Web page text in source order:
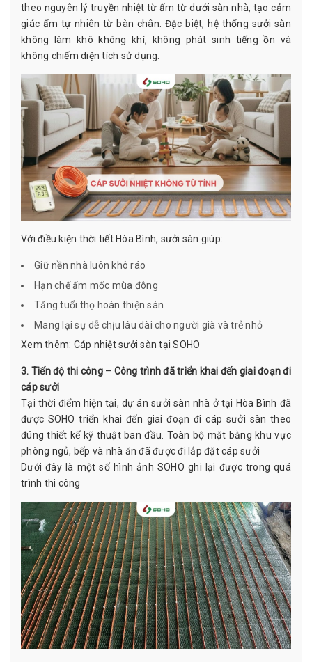
theo nguyên lý truyền nhiệt từ ấm từ dưới sàn nhà, tạo cảm
giác ấm tự nhiên từ bàn chân. Đặc biệt, hệ thống sưởi sàn
không làm khô không khí, không phát sinh tiếng ồn và
không chiếm diện tích sử dụng.
Với điều kiện thời tiết Hòa Bình, sưởi sàn giúp:
Giữ nền nhà luôn khô ráo
Hạn chế ẩm mốc mùa đông
Tăng tuổi thọ hoàn thiện sàn
Mang lại sự dễ chịu lâu dài cho người già và trẻ nhỏ
Xem thêm: Cáp nhiệt sưởi sàn tại SOHO
3. Tiến độ thi công – Công trình đã triển khai đến giai đoạn đi
cáp sưởi
Tại thời điểm hiện tại, dự án sưởi sàn nhà ở tại Hòa Bình đã
được SOHO triển khai đến giai đoạn đi cáp sưởi sàn theo
đúng thiết kế kỹ thuật ban đầu. Toàn bộ mặt bằng khu vực
phòng ngủ, bếp và nhà ăn đã được đi lắp đặt cáp sưởi
Dưới đây là một số hình ảnh SOHO ghi lại được trong quá
trình thi công